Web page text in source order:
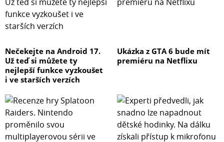
Nečekejte na Android 17.
Už teď si můžete ty
nejlepší funkce vyzkoušet
i ve starších verzích
Ukázka z GTA 6 bude mít
premiéru na Netflixu